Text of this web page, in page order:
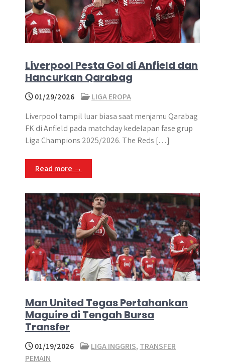
Liverpool Pesta Gol di Anfield dan
Hancurkan Qarabag
01/29/2026
LIGA EROPA
Liverpool tampil luar biasa saat menjamu Qarabag
FK di Anfield pada matchday kedelapan fase grup
Liga Champions 2025/2026. The Reds […]
Read more →
Man United Tegas Pertahankan
Maguire di Tengah Bursa
Transfer
01/19/2026 LIGA INGGRIS, TRANSFER
PEMAIN